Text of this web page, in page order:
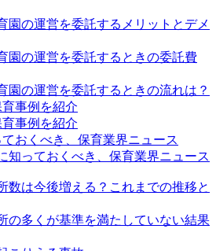
園の運営を委託するメリットとデメ
園の運営を委託するときの委託費
園の運営を委託するときの流れは？
事例を紹介
事例を紹介
おくべき、保育業界ニュース
知っておくべき、保育業界ニュース
数は今後増える？これまでの推移と
の多くが基準を満たしていない結果